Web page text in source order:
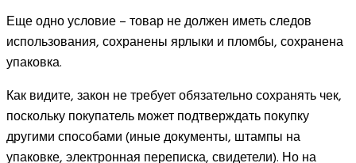
Еще одно условие – товар не должен иметь следов
использования, сохранены ярлыки и пломбы, сохранена
упаковка.
Как видите, закон не требует обязательно сохранять чек,
поскольку покупатель может подтверждать покупку
другими способами (иные документы, штампы на
упаковке, электронная переписка, свидетели). Но на